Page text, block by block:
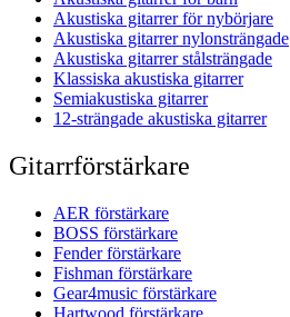
Akustiska gitarrer för nybörjare
Akustiska gitarrer nylonsträngade
Akustiska gitarrer stålsträngade
Klassiska akustiska gitarrer
Semiakustiska gitarrer
12-strängade akustiska gitarrer
Gitarrförstärkare
AER förstärkare
BOSS förstärkare
Fender förstärkare
Fishman förstärkare
Gear4music förstärkare
Hartwood förstärkare